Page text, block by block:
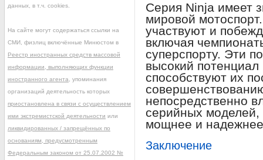
Серия Ninja имеет
мировой
участвуют и
включая
суперспорту. Эти
высокий
способствуют их
непосредственно
серийных
мощнее и
Заключение
данных, в т.ч. cookies.
На сайте могут содержаться ссылки на
СМИ, физлиц включённые Минюстом в
Реестр иностранных средств массовой
информации, выполняющих функции
иностранного агента , упоминания
организаций деятельность которых
приостановлена в связи с осуществлением
ими экстремистской деятельности или
ликвидированных / запрещённых по
основаниям, предусмотренным
Федеральным законом от 25.07.2002 №